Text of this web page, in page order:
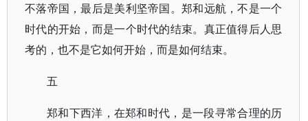
不落帝国，最后是美利坚帝国。郑和远航，不是一个
时代的开始，而是一个时代的结束。真正值得后人思
考的，也不是它如何开始，而是如何结束。
五
郑和下西洋，在郑和时代，是一段寻常合理的历